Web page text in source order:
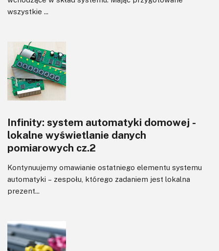
wszystkie ...
Infinity: system automatyki domowej -
lokalne wyświetlanie danych
pomiarowych cz.2
Kontynuujemy omawianie ostatniego elementu systemu
automatyki – zespołu, którego zadaniem jest lokalna
prezent...